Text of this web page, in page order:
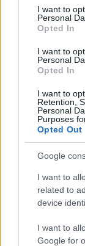
consent section.
I want to
Personal
Opted In
I want to
Personal
Opted In
I want to
Retention,
Personal
Purposes
Opted Out
Google
I want to
related to
device
I want to
Google for
2022. szeptember
Még a
átmegy a